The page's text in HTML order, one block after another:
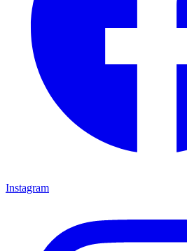
Instagram